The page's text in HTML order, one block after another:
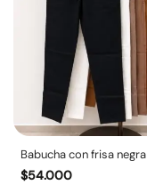
Babucha con frisa negra
$54.000